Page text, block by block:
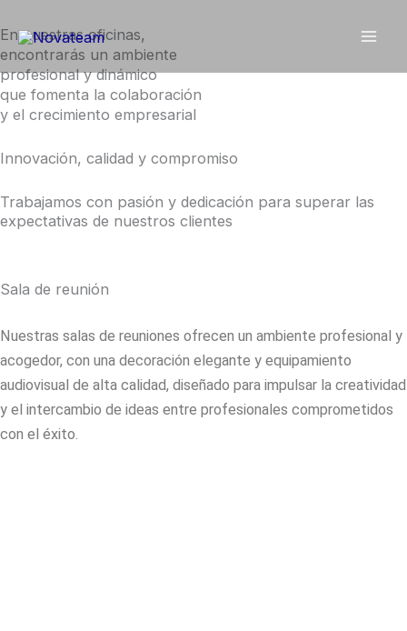
al
contenido
En nuestras oficinas,
encontrarás un ambiente
profesional y dinámico
que fomenta la colaboración
y el crecimiento empresarial
Innovación, calidad y compromiso
Trabajamos con pasión y dedicación para superar las
expectativas de nuestros clientes
Sala de reunión
Nuestras salas de reuniones ofrecen un ambiente profesional y
acogedor, con una decoración elegante y equipamiento
audiovisual de alta calidad, diseñado para impulsar la creatividad
y el intercambio de ideas entre profesionales comprometidos
con el éxito.